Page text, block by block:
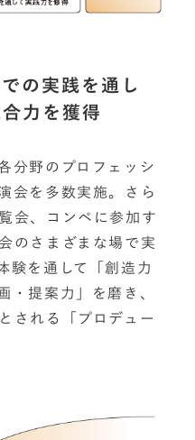
の実践を通し
力を獲得
分野のプロフェッシ
会を多数実施。さら
会、コンペに参加す
のさまざまな場で実
験を通して「創造力
・提案力」を磨き、
される「プロデュー